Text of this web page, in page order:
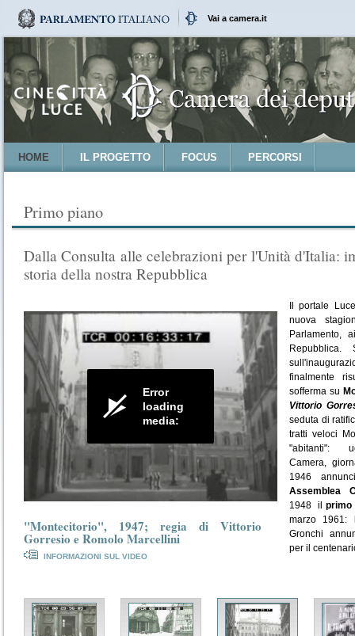
Vai a camera.it
HOME IL PROGETTO FOCUS PERCORSI
Primo piano
Dalla Consulta alle celebrazioni per l'Unità d'Italia:
storia della nostra Repubblica
Error
loading
media:
"Montecitorio", 1947; regia di Vittorio
Gorresio e Romolo Marcellini
INFORMAZIONI SUL VIDEO
Il portale
nuova
Parlamento,
finalmente
sofferma su
Vittorio
seduta di
tratti veloci
"abitanti":
Camera,
1946
Assemblea
1948 ilprimo
marzo
Gronchi
per il
Giorgio Napolitano
1992 - 1994